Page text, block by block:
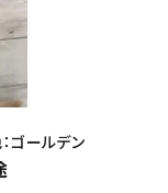
ールデン